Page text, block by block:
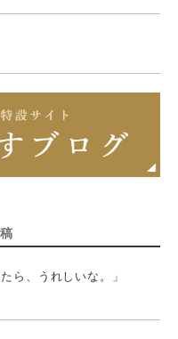
ら、うれしいな。」